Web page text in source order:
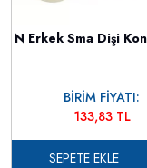
N Erkek Sma Dişi
BİRİM FİYATI:
133,83 TL
SEPETE EKLE